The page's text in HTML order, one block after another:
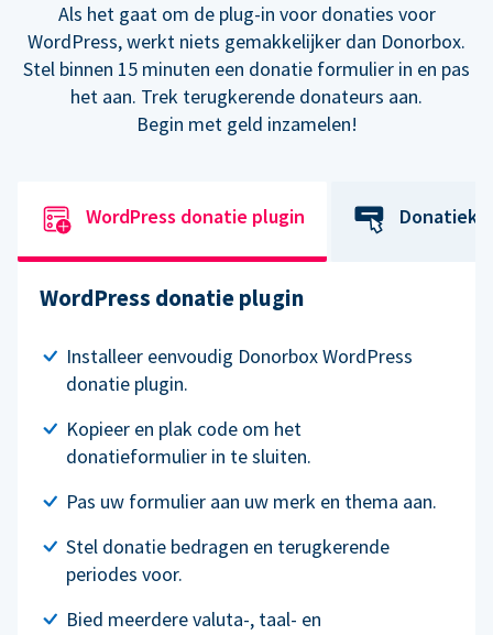
Als het gaat om de plug-in voor donaties voor
WordPress, werkt niets gemakkelijker dan Donorbox.
Stel binnen 15 minuten een donatie formulier in en pas
het aan. Trek terugkerende donateurs aan.
Begin met geld inzamelen!
WordPress donatie plugin
WordPress donatie plugin
Installeer eenvoudig Donorbox WordPress
donatie plugin.
Kopieer en plak code om het
donatieformulier in te sluiten.
Pas uw formulier aan uw merk en thema aan.
Stel donatie bedragen en terugkerende
periodes voor.
Bied meerdere valuta-, taal- en